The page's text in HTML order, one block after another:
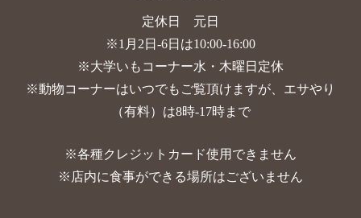
定休日 元日
※1月2日-6日は10:00-16:00
※大学いもコーナー水・木曜日定休
※動物コーナーはいつでもご覧頂けますが、 エサやり
（有料）は8時-17時まで
※各種クレジットカード使用できません
※店内に食事ができる場所はございません